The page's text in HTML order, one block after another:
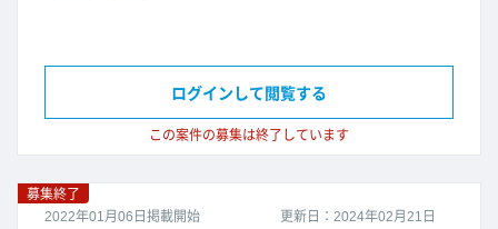
この案件の募集は終了しています
ログインして閲覧する
更新日：2024年02月21日
募集終了
2022年01月06日掲載開始